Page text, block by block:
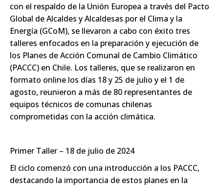
con el respaldo de la Unión Europea a través del Pacto
Global de Alcaldes y Alcaldesas por el Clima y la
Energía (GCoM), se llevaron a cabo con éxito tres
talleres enfocados en la preparación y ejecución de
los Planes de Acción Comunal de Cambio Climático
(PACCC) en Chile. Los talleres, que se realizaron en
formato online los días 18 y 25 de julio y el 1 de
agosto, reunieron a más de 80 representantes de
equipos técnicos de comunas chilenas
comprometidas con la acción climática.
Primer Taller – 18 de julio de 2024
El ciclo comenzó con una introducción a los PACCC,
destacando la importancia de estos planes en la